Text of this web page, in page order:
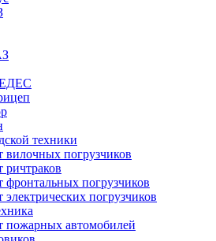
техники
вилочных погрузчиков
ричтраков
фронтальных погрузчиков
электрических погрузчиков
пожарных автомобилей